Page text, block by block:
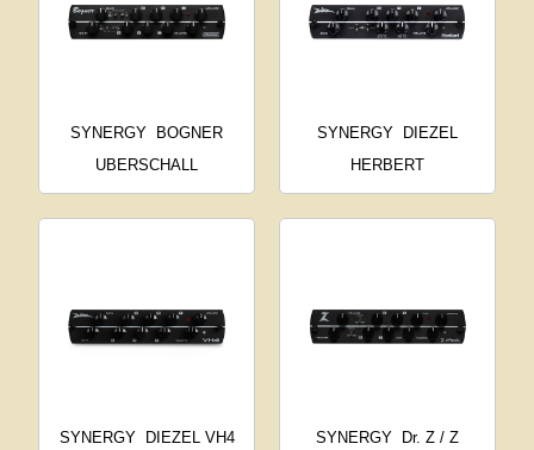
SYNERGY
BOGNER
UBERSCHALL
SYNERGY
DIEZEL
HERBERT
SYNERGY DIEZEL VH4 SYNERGY
Dr. Z / Z